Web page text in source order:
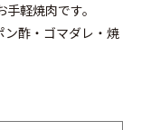
軽焼肉です。
ン酢・ゴマダレ・焼